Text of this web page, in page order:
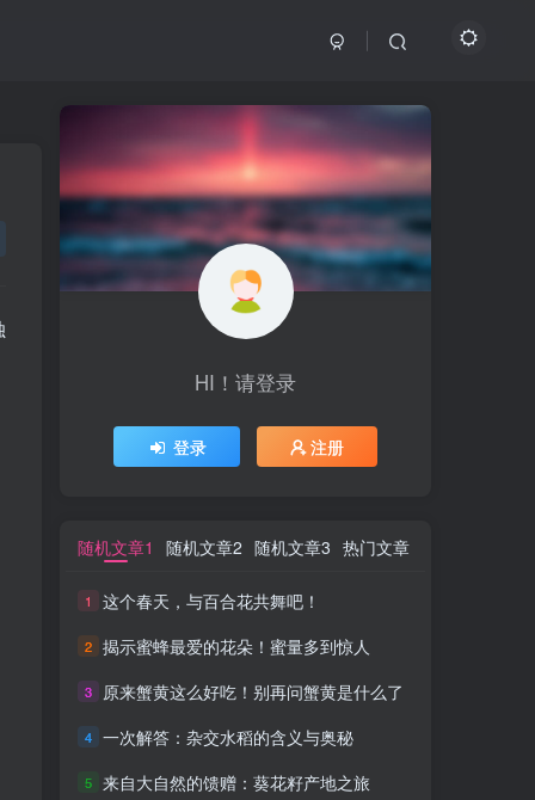
HI！请登录
登录 注册
随机文章1 随机文章2 随机文章3 热门文章
1 这个春天，与百合花共舞吧！
2 揭示蜜蜂最爱的花朵！蜜量多到惊人
3 原来蟹黄这么好吃！别再问蟹黄是什么了
4 一次解答：杂交水稻的含义与奥秘
5 来自大自然的馈赠：葵花籽产地之旅
HI！请登录
登录 注册
随机文章1 随机文章2 随机文章3 热门文章
1 这个春天，与百合花共舞吧！
2 揭示蜜蜂最爱的花朵！蜜量多到惊人
3 原来蟹黄这么好吃！别再问蟹黄是什么了
4 一次解答：杂交水稻的含义与奥秘
5 来自大自然的馈赠：葵花籽产地之旅